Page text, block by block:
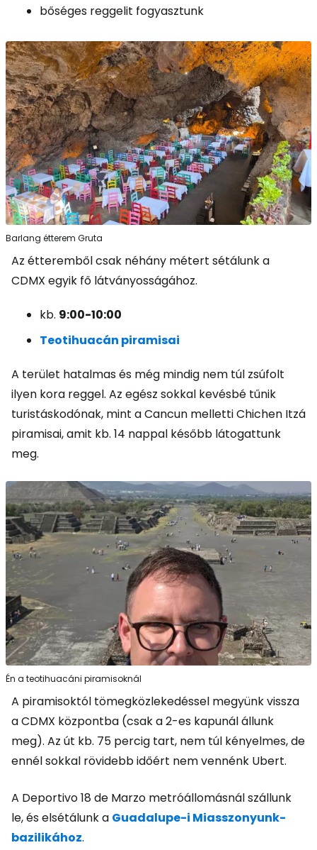
bőséges reggelit fogyasztunk
Barlang étterem Gruta
Az étteremből csak néhány métert sétálunk a
CDMX egyik fő látványosságához.
kb. 9:00-10:00
Teotihuacán piramisai
A terület hatalmas és még mindig nem túl zsúfolt
ilyen kora reggel. Az egész sokkal kevésbé tűnik
turistáskodónak, mint a Cancun melletti Chichen Itzá
piramisai, amit kb. 14 nappal később látogattunk
meg.
Én a teotihuacáni piramisoknál
A piramisoktól tömegközlekedéssel megyünk vissza
a CDMX központba (csak a 2-es kapunál állunk
meg). Az út kb. 75 percig tart, nem túl kényelmes, de
ennél sokkal rövidebb időért nem vennénk Ubert.
A Deportivo 18 de Marzo metróállomásnál szállunk
le, és elsétálunk a Guadalupe-i Miasszonyunk-
bazilikához.